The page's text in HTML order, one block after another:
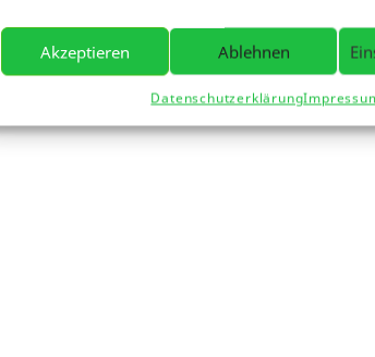
Akzeptieren Ablehnen
Datenschutzerklärung